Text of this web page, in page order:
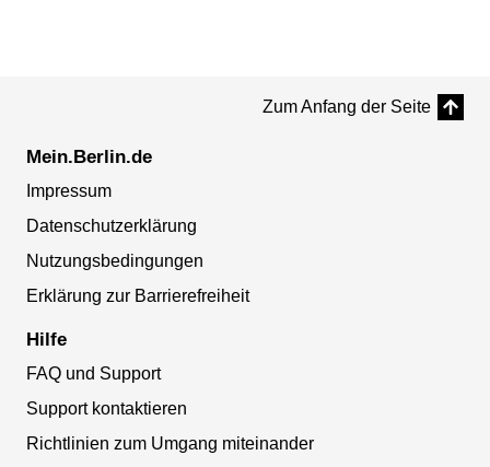
Zum Anfang der Seite
Mein.Berlin.de
Impressum
Datenschutzerklärung
Nutzungsbedingungen
Erklärung zur Barrierefreiheit
Hilfe
FAQ und Support
Support kontaktieren
Richtlinien zum Umgang miteinander